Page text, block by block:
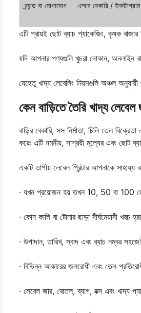
ব্র্যান্ড বা যোগাযোগ এম্মার বেকারি /
এটি প্রায়ই ছোট ব্যাচ প্যাকেজিং, কৃষক বাজার
যদি আপনার পণ্যগুলি খুচরা দোকান, অনলাইন
যেহেতু খাদ্য লেবেলিং নিয়মগুলি অঞ্চল
কেন বাড়িতে তৈরি খাদ্য
বাড়ির বেকারি, সস নির্মাতা, চিলি তেল
করেঃ এটি নমনীয়, সাশ্রয়ী মূল্যের এবং ছোট
একটি তাপীয় লেবেল প্রিন্টার আপনাকে সাহায্য
· যখন প্রয়োজন হয় তখন 10, 50 বা 100
· কোন কালি বা টোনার ছাড়া দীর্ঘমেয়াদী খরচ
· উপাদান, তারিখ, স্বাদ এবং ব্যাচ নম্বর
· বিভিন্ন আকারের জলরোধী এবং তেল
· লেবেল জার, বোতল, ব্যাগ, বক্স এবং খাদ্য